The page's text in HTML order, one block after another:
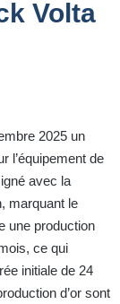
Volta
2025 un
l’équipement de
avec la
marquant le
une production
ce qui
initiale de 24
d’or sont